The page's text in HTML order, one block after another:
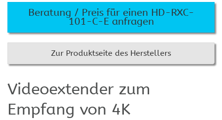
Beratung / Preis für einen HD-RXC-
101-C-E anfragen
Zur Produktseite des Herstellers
Videoextender zum
Empfang von 4K